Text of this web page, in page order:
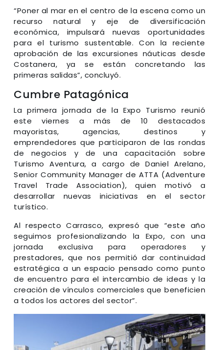
“Poner al mar en el centro de la escena como un
recurso natural y eje de diversificación
económica, impulsará nuevas oportunidades
para el turismo sustentable. Con la reciente
aprobación de las excursiones náuticas desde
Costanera, ya se están concretando las
primeras salidas”, concluyó.
Cumbre Patagónica
La primera jornada de la Expo Turismo reunió
este viernes a más de 10 destacados
mayoristas, agencias, destinos y
emprendedores que participaron de las rondas
de negocios y de una capacitación sobre
Turismo Aventura, a cargo de Daniel Arelano,
Senior Community Manager de ATTA (Adventure
Travel Trade Association), quien motivó a
desarrollar nuevas iniciativas en el sector
turístico.
Al respecto Carrasco, expresó que “este año
seguimos profesionalizando la Expo, con una
jornada exclusiva para operadores y
prestadores, que nos permitió dar continuidad
estratégica a un espacio pensado como punto
de encuentro para el intercambio de ideas y la
creación de vínculos comerciales que beneficien
a todos los actores del sector”.